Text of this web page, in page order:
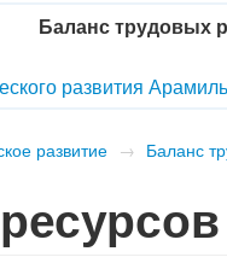
Баланс трудовых
развития
развитие → Баланс